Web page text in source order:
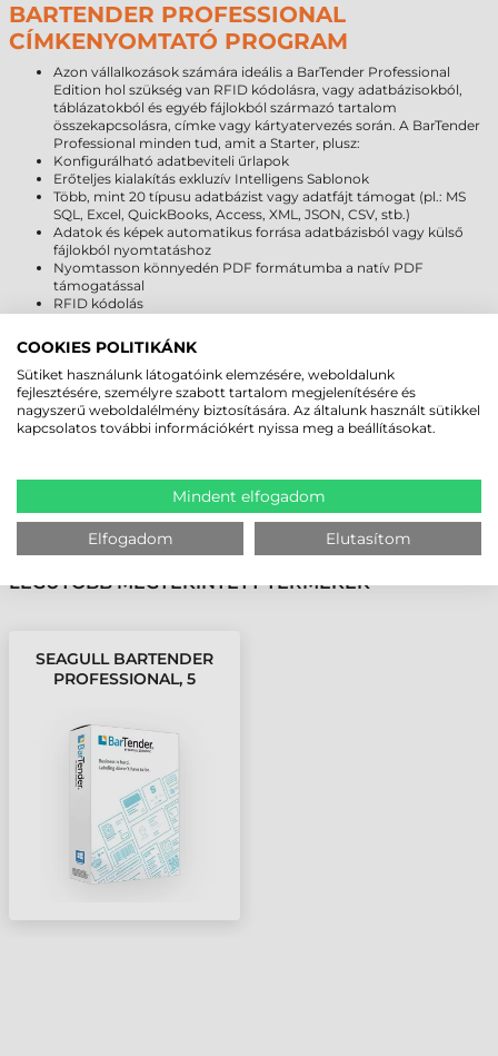
BARTENDER PROFESSIONAL
CÍMKENYOMTATÓ PROGRAM
Azon vállalkozások számára ideális a BarTender Professional
Edition hol szükség van RFID kódolásra, vagy adatbázisokból,
táblázatokból és egyéb fájlokból származó tartalom
összekapcsolásra, címke vagy kártyatervezés során. A BarTender
Professional minden tud, amit a Starter, plusz:
Konfigurálható adatbeviteli űrlapok
Erőteljes kialakítás exkluzív Intelligens Sablonok
Több, mint 20 típusu adatbázist vagy adatfájt támogat (pl.: MS
SQL, Excel, QuickBooks, Access, XML, JSON, CSV, stb.)
Adatok és képek automatikus forrása adatbázisból vagy külső
fájlokból nyomtatáshoz
Nyomtasson könnyedén PDF formátumba a natív PDF
támogatással
RFID kódolás
Korlátlan számú címke nyomtató, vagy plasztik kártya nyomtató
támogatása
MEGBÍZHAT BENNÜNK! ISMERJE MEG
KÖVESSE BE YOUTUBE CSATORNÁNKAT!
LEGUTÓBB MEGTEKINTETT TERMÉKEK
SEAGULL BARTENDER
PROFESSIONAL, 5
COOKIES POLITIKÁNK
Sütiket használunk látogatóink elemzésére, weboldalunk
fejlesztésére, személyre szabott tartalom megjelenítésére és
nagyszerű weboldalélmény biztosítására. Az általunk használt sütikkel
kapcsolatos további információkért nyissa meg a beállításokat.
Mindent elfogadom
Elfogadom Elutasítom